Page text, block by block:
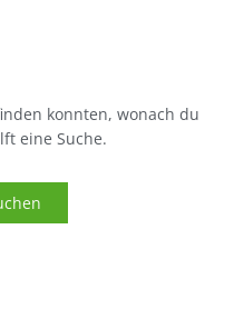
konnten, wonach du
eine Suche.